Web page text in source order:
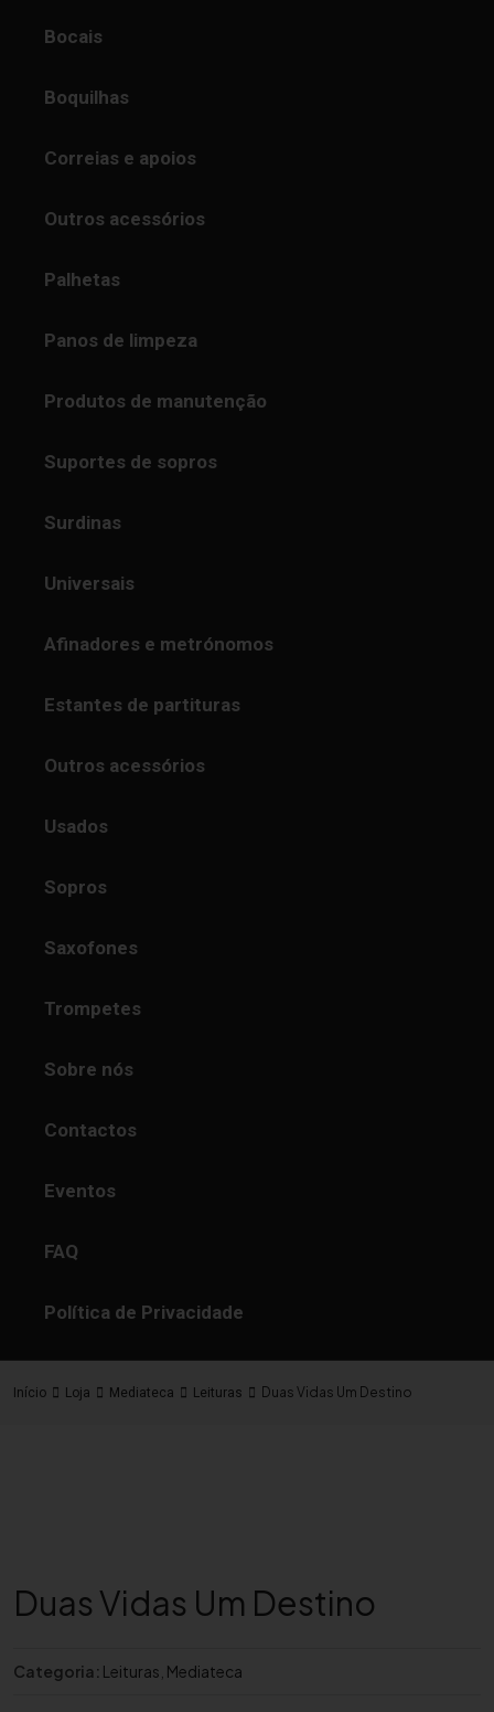
Bocais
Boquilhas
Correias e apoios
Outros acessórios
Palhetas
Panos de limpeza
Produtos de manutenção
Suportes de sopros
Surdinas
Universais
Afinadores e metrónomos
Estantes de partituras
Outros acessórios
Usados
Sopros
Saxofones
Trompetes
Sobre nós
Contactos
Eventos
FAQ
Política de Privacidade
Início Loja Mediateca Leituras Duas Vidas Um Destino
Duas Vidas Um Destino
Categoria: Leituras Mediateca